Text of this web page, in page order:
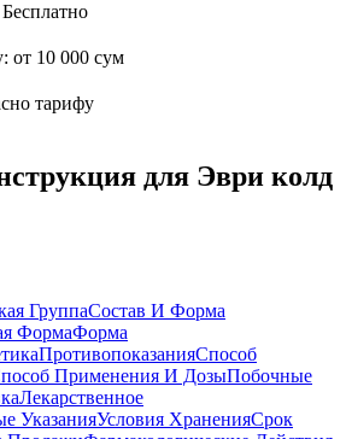
Бесплатно
от 10 000 сум
тарифу
для Эври колд
ГруппаСостав И Форма
ФормаФорма
ПротивопоказанияСпособ
Применения И ДозыПобочные
Лекарственное
УказанияУсловия ХраненияСрок